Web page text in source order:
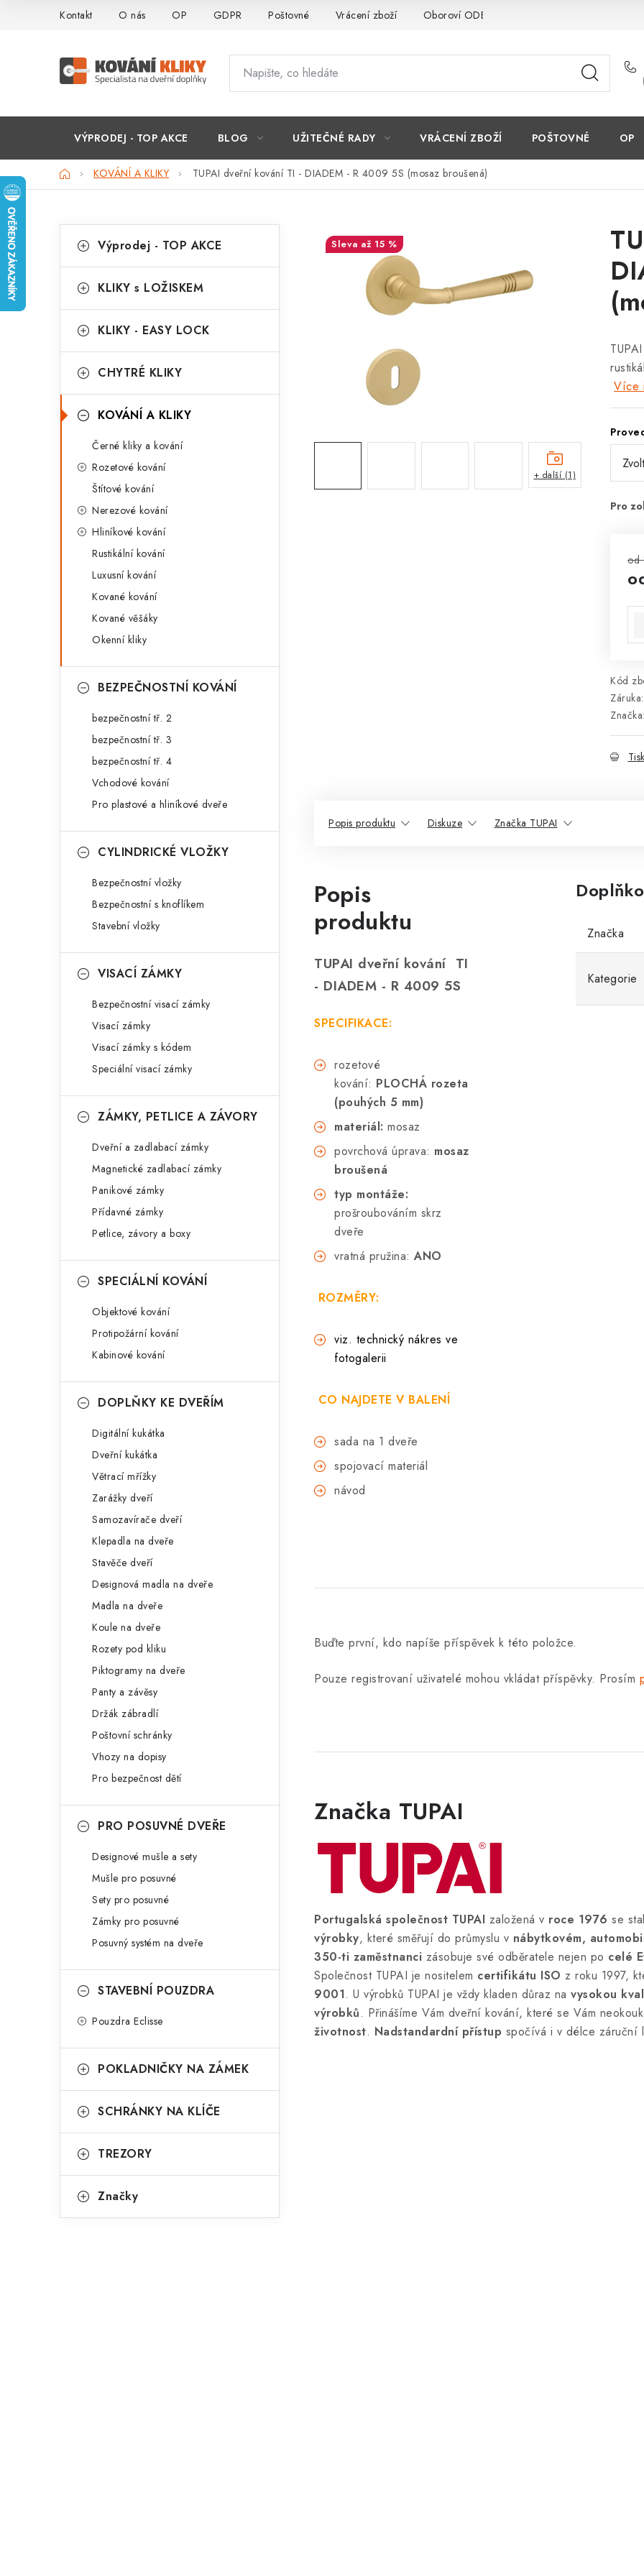
Kontakt O nás OP GDPR Poštovné Vrácení zboží Oboroví ODBORNÍCI
VÝPRODEJ - TOP AKCE BLOG UŽITEČNÉ RADY VRÁCENÍ ZBOŽÍ POŠTOVNÉ OP
DomůKOVÁNÍ A KLIKY TUPAI dveřní kování TI - DIADEM - R 4009 5S (mosaz broušená)
o
t
r
n
n
kategorie
a
e
o
i
e
Výprodej - TOP AKCE
KLIKY s LOŽISKEM
KLIKY - EASY LOCK
CHYTRÉ KLIKY
KOVÁNÍ A KLIKY
Černé kliky a kování
Rozetové kování
Štítové kování
Nerezové kování
Hliníkové kování
Rustikální kování
Luxusní kování
Kované kování
Kované věšáky
Okenní kliky
BEZPEČNOSTNÍ KOVÁNÍ
bezpečnostní tř. 2
bezpečnostní tř. 3
bezpečnostní tř. 4
Vchodové kování
Pro plastové a hliníkové dveře
CYLINDRICKÉ VLOŽKY
Bezpečnostní vložky
Bezpečnostní s knoflíkem
Stavební vložky
VISACÍ ZÁMKY
Bezpečnostní visací zámky
Visací zámky
Visací zámky s kódem
Speciální visací zámky
ZÁMKY, PETLICE A ZÁVORY
Dveřní a zadlabací zámky
Magnetické zadlabací zámky
Panikové zámky
Přídavné zámky
Petlice, závory a boxy
SPECIÁLNÍ KOVÁNÍ
Objektové kování
Protipožární kování
Kabinové kování
DOPLŇKY KE DVEŘÍM
Digitální kukátka
Dveřní kukátka
Větrací mřížky
Zarážky dveří
Samozavírače dveří
Klepadla na dveře
Stavěče dveří
Designová madla na dveře
Madla na dveře
Koule na dveře
Rozety pod kliku
Piktogramy na dveře
Panty a závěsy
Držák zábradlí
Poštovní schránky
Vhozy na dopisy
Pro bezpečnost dětí
PRO POSUVNÉ DVEŘE
Designové mušle a sety
Mušle pro posuvné
Sety pro posuvné
Zámky pro posuvné
Posuvný systém na dveře
STAVEBNÍ POUZDRA
Pouzdra Eclisse
POKLADNIČKY NA ZÁMEK
SCHRÁNKY NA KLÍČE
TREZORY
Značky
Více
od
Kód
Záruka:
Značka:
Tisk
až 15 %
+ další (1)
Popis produktu Diskuze Značka TUPAI
Popis
produktu
TUPAI dveřní kování TI
- DIADEM - R 4009 5S
SPECIFIKACE:
rozetové
kování: PLOCHÁ rozeta
(pouhých 5 mm)
materiál: mosaz
povrchová úprava: mosaz
broušená
typ montáže:
prošroubováním skrz
dveře
vratná pružina: ANO
ROZMĚRY:
viz. technický nákres ve
fotogalerii
CO NAJDETE V BALENÍ
sada na 1 dveře
spojovací materiál
návod
Značka
Kategorie
Buďte první, kdo napíše příspěvek k této položce.
Pouze registrovaní uživatelé mohou vkládat příspěvky. Prosím
Značka TUPAI
Portugalská společnost TUPAI založená v roce 1976 se
výrobky, které směřují do průmyslu v nábytkovém,
350-ti zaměstnanci zásobuje své odběratele nejen po celé
Společnost TUPAI je nositelem certifikátu ISO z roku 1997,
9001. U výrobků TUPAI je vždy kladen důraz na vysokou
výrobků. Přinášíme Vám dveřní kování, které se Vám
životnost. Nadstandardní přístup spočívá i v délce záruční